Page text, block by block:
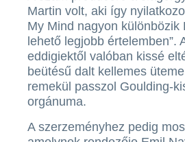
Martin volt, aki így
My Mind nagyon különbözik
lehető legjobb értelemben”.
eddigiektől valóban kissé
beütésű dalt kellemes
remekül passzol Goulding-
orgánuma.
A szerzeményhez pedig